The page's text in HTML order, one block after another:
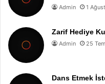
Admin 1
Zarif Hediye
Admin 25
Dans Etmek